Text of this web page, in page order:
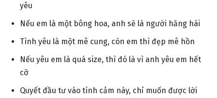
yêu
Nếu em là một bông hoa, anh sẽ là người hăng hái
Tình yêu là một mê cung, còn em thì đẹp mê hồn
Nếu yêu em là quá size, thì đó là vì anh yêu em hết
cỡ
Quyết đầu tư vào tình cảm này, chỉ muốn được lời